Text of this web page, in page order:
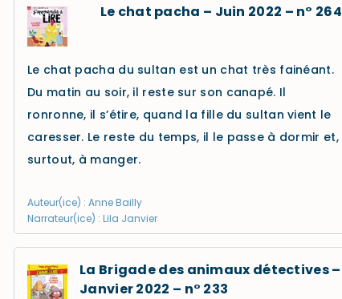
Le chat pacha – Juin 2022 – n° 264
Le chat pacha du sultan est un chat très fainéant.
Du matin au soir, il reste sur son canapé. Il
ronronne, il s’étire, quand la fille du sultan vient le
caresser. Le reste du temps, il le passe à dormir et,
surtout, à manger.
Auteur(ice) : Anne Bailly
Narrateur(ice) : Lila Janvier
La Brigade des animaux détectives –
Janvier 2022 – n° 233